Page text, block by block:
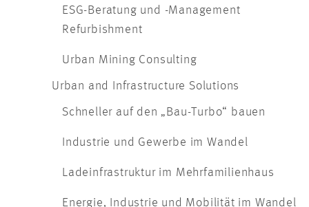
ESG-Beratung und -Management
Refurbishment
Urban Mining Consulting
Urban and Infrastructure Solutions
Schneller auf den „Bau-Turbo“ bauen
Industrie und Gewerbe im Wandel
Ladeinfrastruktur im Mehrfamilienhaus
Energie, Industrie und Mobilität im Wandel